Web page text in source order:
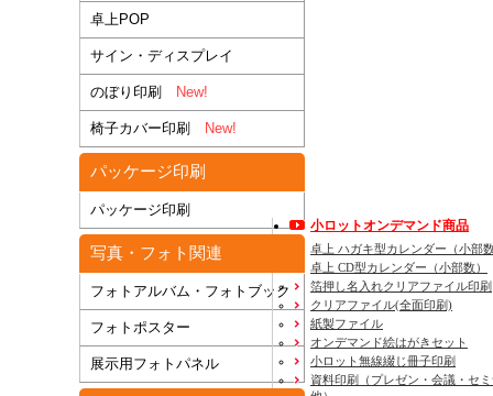
卓上POP
サイン・ディスプレイ
のぼり印刷 New!
椅子カバー印刷 New!
パッケージ印刷
パッケージ印刷
写真・フォト関連
フォトアルバム・フォトブック
フォトポスター
展示用フォトパネル
小ロットオンデマンド商品
卓上 ハガキ型カレンダー（小部
卓上 CD型カレンダー（小部数）
箔押し名入れクリアファイル印刷
クリアファイル(全面印刷)
紙製ファイル
オンデマンド絵はがきセット
小ロット無線綴じ冊子印刷
資料印刷
（プレゼン・会議・セ